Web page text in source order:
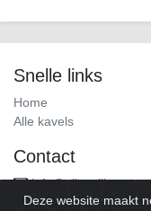
Snelle links
Home
Alle kavels
Contact
Deze website maakt